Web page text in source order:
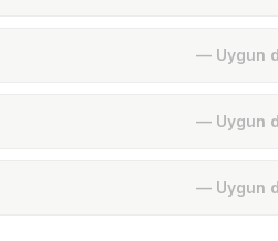
— Uygun
— Uygun
— Uygun